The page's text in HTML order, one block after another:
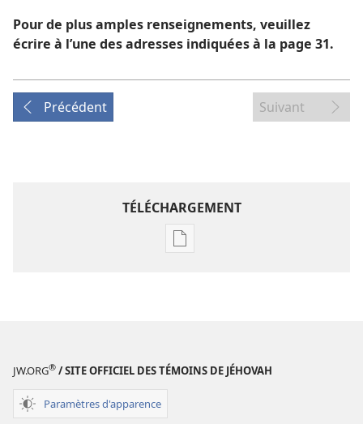
Pour de plus amples renseignements, veuillez
écrire à l’une des adresses indiquées à la page 31.
Précédent Suivant
TÉLÉCHARGEMENT
Options
« Voici,
JW.ORG® / SITE OFFICIEL DES TÉMOINS DE JÉHOVAH
Paramètres d'apparence